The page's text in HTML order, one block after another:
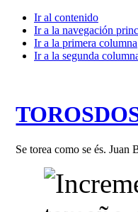
Ir al contenido
Ir a la navegación
Ir a la primera columna
Ir a la segunda
Se torea como se és. Juan